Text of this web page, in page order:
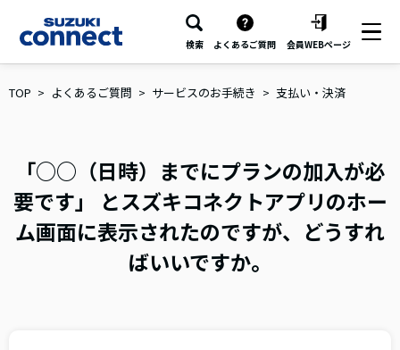
検索 よくあるご質問 会員WEBページ
TOP よくあるご質問 サービスのお手続き 支払い・決済
「○○（日時）までにプランの加入が必
要です」 とスズキコネクトアプリのホー
ム画面に表示されたのですが、どうすれ
ばいいですか。